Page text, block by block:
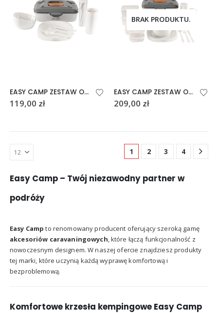
EASY CAMP ZESTAW OBIADOWY PICNIC BOX M
119,00 zł
BRAK PRODUKTU.
EASY CAMP ZESTAW OBIADOWY PICNIC BOX L
209,00 zł
1 2 3 4
Easy Camp – Twój niezawodny partner w
podróży
Easy Camp to renomowany producent oferujący szeroką gamę
akcesoriów caravaningowych, które łączą funkcjonalność z
nowoczesnym designem. W naszej ofercie znajdziesz produkty
tej marki, które uczynią każdą wyprawę komfortową i
bezproblemową.
Komfortowe krzesła kempingowe Easy Camp